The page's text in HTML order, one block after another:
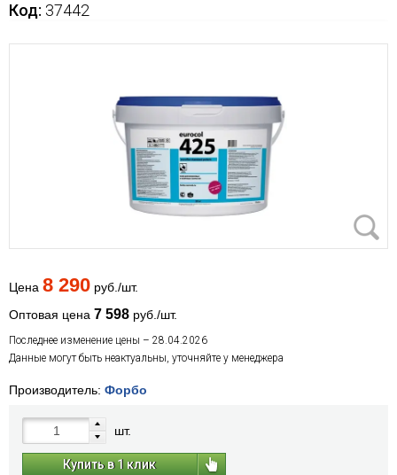
Код: 37442
Цена 8 290 руб./шт.
Оптовая цена 7 598 руб./шт.
Последнее изменение цены – 28.04.2026
Данные могут быть неактуальны, уточняйте у менеджера
Производитель: Форбо
шт.
Купить в 1 клик